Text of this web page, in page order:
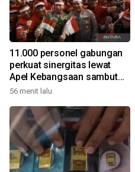
11.000 personel gabungan
perkuat sinergitas lewat
Apel Kebangsaan sambut
HUT RI
56 menit lalu